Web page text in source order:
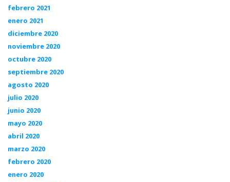
febrero 2021
enero 2021
diciembre 2020
noviembre 2020
octubre 2020
septiembre 2020
agosto 2020
julio 2020
junio 2020
mayo 2020
abril 2020
marzo 2020
febrero 2020
enero 2020